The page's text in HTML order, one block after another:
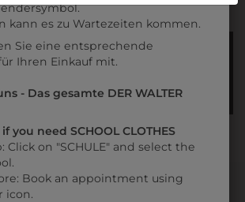
bzw. im
kann es zu Wartezeiten kommen.
Sie eine entsprechende
Ihren Einkauf mit.
- Das gesamte DER WALTER
you need SCHOOL CLOTHES
Click on "SCHULE" and select the
Book an appointment using
icon.